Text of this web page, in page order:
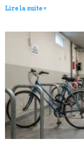
Lire la suite »